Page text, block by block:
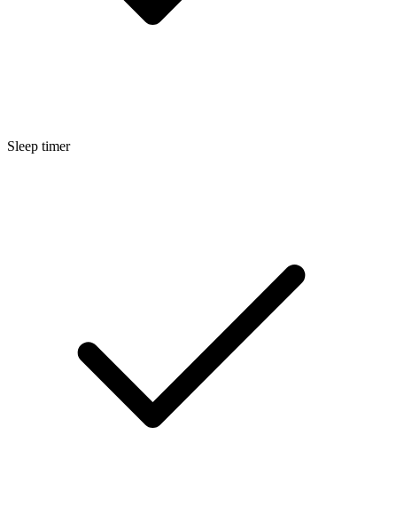
Sleep timer